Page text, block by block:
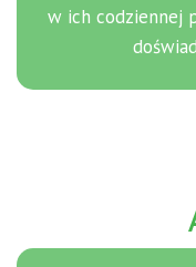
w ich codziennej